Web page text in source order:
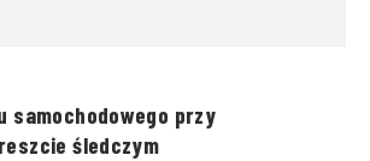
samochodowego przy
śledczym